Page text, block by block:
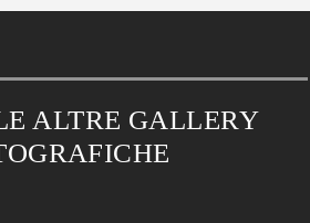
ALTRE GALLERY